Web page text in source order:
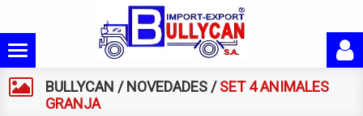
BULLYCAN /NOVEDADES /SET 4 ANIMALES
GRANJA